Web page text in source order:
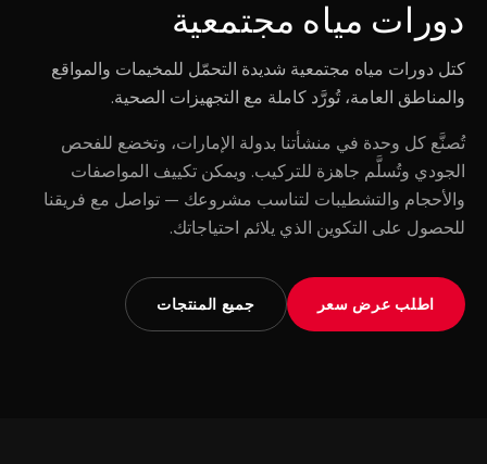
دورات مياه مجتمعية
كتل دورات مياه مجتمعية شديدة التحمّل للمخيمات والمواقع
والمناطق العامة، تُورَّد كاملة مع التجهيزات الصحية.
تُصنَّع كل وحدة في منشأتنا بدولة الإمارات، وتخضع للفحص
الجودي وتُسلَّم جاهزة للتركيب. ويمكن تكييف المواصفات
والأحجام والتشطيبات لتناسب مشروعك — تواصل مع فريقنا
للحصول على التكوين الذي يلائم احتياجاتك.
اطلب عرض سعر جميع المنتجات